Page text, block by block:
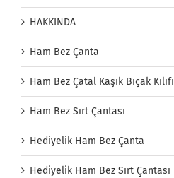
HAKKINDA
Ham Bez Çanta
Ham Bez Çatal Kaşık Bıçak Kılıfı
Ham Bez Sırt Çantası
Hediyelik Ham Bez Çanta
Hediyelik Ham Bez Sırt Çantası